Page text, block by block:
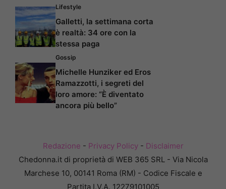
Lifestyle
Galletti, la settimana corta
è realtà: 34 ore con la
stessa paga
Gossip
Michelle Hunziker ed Eros
Ramazzotti, i segreti del
loro amore: “È diventato
ancora più bello”
Redazione - Privacy Policy- Disclaimer
Chedonna.it di proprietà di WEB 365 SRL - Via Nicola
Marchese 10, 00141 Roma (RM) - Codice Fiscale e
Partita I.V.A. 12279101005